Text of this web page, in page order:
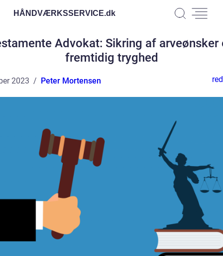
HÅNDVÆRKSSERVICE.dk
Advokat: Sikring af arveønsker
fremtidig tryghed
2023 Peter Mortensen